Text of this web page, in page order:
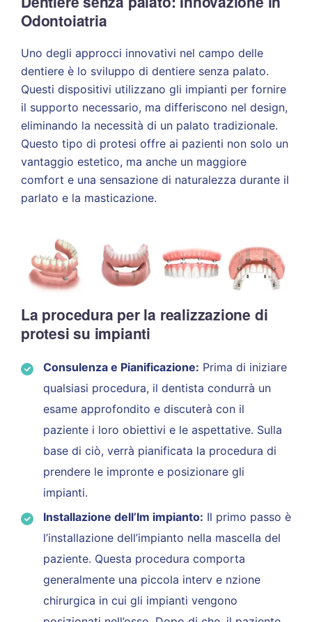
Odontoiatria
Uno degli approcci innovativi nel campo delle
dentiere è lo sviluppo di dentiere senza palato.
Questi dispositivi utilizzano gli impianti per fornire
il supporto necessario, ma differiscono nel design,
eliminando la necessità di un palato tradizionale.
Questo tipo di protesi offre ai pazienti non solo un
vantaggio estetico, ma anche un maggiore
comfort e una sensazione di naturalezza durante il
parlato e la masticazione.
La procedura per la realizzazione di
protesi su impianti
Consulenza e Pianificazione: Prima di iniziare
qualsiasi procedura, il dentista condurrà un
esame approfondito e discuterà con il
paziente i loro obiettivi e le aspettative. Sulla
base di ciò, verrà pianificata la procedura di
prendere le impronte e posizionare gli
impianti.
Installazione dell’Im impianto: Il primo passo è
l’installazione dell’impianto nella mascella del
paziente. Questa procedura comporta
generalmente una piccola interv e nzione
chirurgica in cui gli impianti vengono